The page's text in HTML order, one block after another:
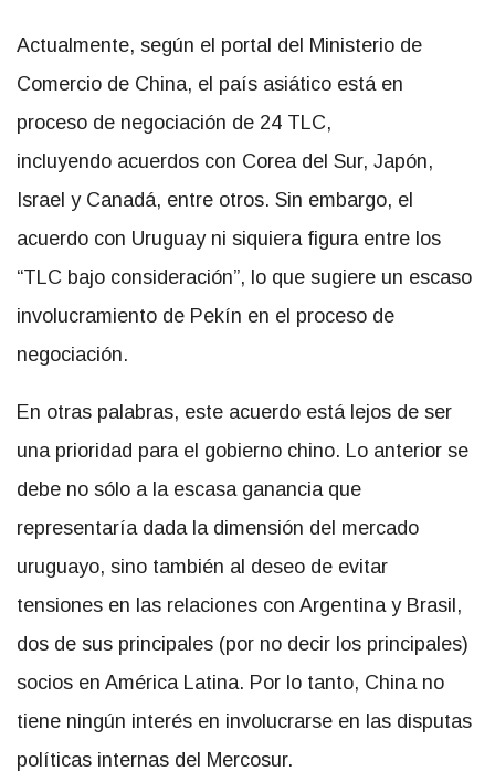
Actualmente, según el portal del Ministerio de
Comercio de China, el país asiático está en
proceso de negociación de 24 TLC,
incluyendo acuerdos con Corea del Sur, Japón,
Israel y Canadá, entre otros. Sin embargo, el
acuerdo con Uruguay ni siquiera figura entre los
“TLC bajo consideración”, lo que sugiere un escaso
involucramiento de Pekín en el proceso de
negociación.
En otras palabras, este acuerdo está lejos de ser
una prioridad para el gobierno chino. Lo anterior se
debe no sólo a la escasa ganancia que
representaría dada la dimensión del mercado
uruguayo, sino también al deseo de evitar
tensiones en las relaciones con Argentina y Brasil,
dos de sus principales (por no decir los principales)
socios en América Latina. Por lo tanto, China no
tiene ningún interés en involucrarse en las disputas
políticas internas del Mercosur.